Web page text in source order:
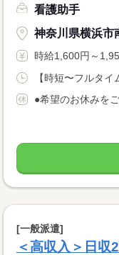
看護助手
神奈川県横浜市
時給1,600円～
【時短〜フルタイ
●希望のお休みを
[一般派遣]
＜高収入＞日収